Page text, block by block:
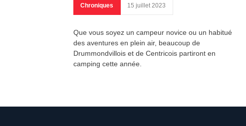
Chroniques 15 juillet 2023
Que vous soyez un campeur novice ou un habitué
des aventures en plein air, beaucoup de
Drummondvillois et de Centricois partiront en
camping cette année.